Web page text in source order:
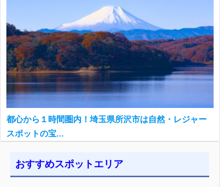
都心から１時間圏内！埼玉県所沢市は自然・レジャー
スポットの宝...
おすすめスポットエリア